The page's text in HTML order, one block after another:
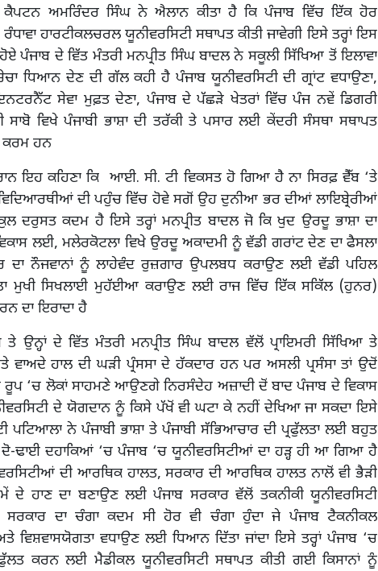
ਅਮਰਿੰਦਰ ਸਿੰਘ ਨੇ ਐਲਾਨ ਕੀਤਾ ਹੈ ਕਿ ਪੰਜਾਬ ਵਿੱਚ ਇੱਕ ਹੋਰ
ਹਾਰਟੀਕਲਚਰਲ ਯੂਨੀਵਰਸਿਟੀ ਸਥਾਪਤ ਕੀਤੀ ਜਾਵੇਗੀ ਇਸੇ ਤਰ੍ਹਾਂ ਇਸ
ਪੰਜਾਬ ਦੇ ਵਿੱਤ ਮੰਤਰੀ ਮਨਪ੍ਰੀਤ ਸਿੰਘ ਬਾਦਲ ਨੇ ਸਕੂਲੀ ਸਿੱਖਿਆ ਤੋਂ ਇਲਾਵਾ
ਧਿਆਨ ਦੇਣ ਦੀ ਗੱਲ ਕਹੀ ਹੈ ਪੰਜਾਬ ਯੂਨੀਵਰਸਿਟੀ ਦੀ ਗ੍ਰਾਂਟ ਵਧਾਉਣਾ,
ਸੇਵਾ ਮੁਫ਼ਤ ਦੇਣਾ, ਪੰਜਾਬ ਦੇ ਪੱਛੜੇ ਖੇਤਰਾਂ ਵਿੱਚ ਪੰਜ ਨਵੇਂ ਡਿਗਰੀ
ਸਾਬੋ ਵਿਖੇ ਪੰਜਾਬੀ ਭਾਸ਼ਾ ਦੀ ਤਰੱਕੀ ਤੇ ਪਸਾਰ ਲਈ ਕੇਂਦਰੀ ਸੰਸਥਾ ਸਥਾਪਤ
ਹਨ
ਇਹ ਕਹਿਣਾ ਕਿ ਆਈ. ਸੀ. ਟੀ ਵਿਕਸਤ ਹੋ ਗਿਆ ਹੈ ਨਾ ਸਿਰਫ਼ ਵੈੱਬ ‘ਤੇ
ਦੀ ਪਹੁੰਚ ਵਿੱਚ ਹੋਵੇ ਸਗੋਂ ਉਹ ਦੁਨੀਆ ਭਰ ਦੀਆਂ ਲਾਇਬ੍ਰੇਰੀਆਂ
ਦਰੁਸਤ ਕਦਮ ਹੈ ਇਸੇ ਤਰ੍ਹਾਂ ਮਨਪ੍ਰੀਤ ਬਾਦਲ ਜੋ ਕਿ ਖੁਦ ਉਰਦੂ ਭਾਸ਼ਾ ਦਾ
ਲਈ, ਮਲੇਰਕੋਟਲਾ ਵਿਖੇ ਉਰਦੂ ਅਕਾਦਮੀ ਨੂੰ ਵੱਡੀ ਗਰਾਂਟ ਦੇਣ ਦਾ ਫੈਸਲਾ
ਦਾ ਨੌਜਵਾਨਾਂ ਨੂੰ ਲਾਹੇਵੰਦ ਰੁਜ਼ਗਾਰ ਉਪਲਬਧ ਕਰਾਉਣ ਲਈ ਵੱਡੀ ਪਹਿਲ
ਮੁਖੀ ਸਿਖਲਾਈ ਮੁਹੱਈਆ ਕਰਾਉਣ ਲਈ ਰਾਜ ਵਿੱਚ ਇੱਕ ਸਕਿੱਲ (ਹੁਨਰ)
ਦਾ ਇਰਾਦਾ ਹੈ
ਉਨ੍ਹਾਂ ਦੇ ਵਿੱਤ ਮੰਤਰੀ ਮਨਪ੍ਰੀਤ ਸਿੰਘ ਬਾਦਲ ਵੱਲੋਂ ਪ੍ਰਾਇਮਰੀ ਸਿੱਖਿਆ ਤੇ
ਵਾਅਦੇ ਹਾਲ ਦੀ ਘੜੀ ਪ੍ਰੰਸਸਾ ਦੇ ਹੱਕਦਾਰ ਹਨ ਪਰ ਅਸਲੀ ਪ੍ਰਸੰਸਾ ਤਾਂ ਉਦੋਂ
‘ਚ ਲੋਕਾਂ ਸਾਹਮਣੇ ਆਉਣਗੇ ਨਿਰਸੰਦੇਹ ਅਜ਼ਾਦੀ ਦੋਂ ਬਾਦ ਪੰਜਾਬ ਦੇ ਵਿਕਾਸ
ਦੇ ਯੋਗਦਾਨ ਨੂੰ ਕਿਸੇ ਪੱਖੋਂ ਵੀ ਘਟਾ ਕੇ ਨਹੀਂ ਦੇਖਿਆ ਜਾ ਸਕਦਾ ਇਸੇ
ਪਟਿਆਲਾ ਨੇ ਪੰਜਾਬੀ ਭਾਸ਼ਾ ਤੇ ਪੰਜਾਬੀ ਸੱਭਿਆਚਾਰ ਦੀ ਪ੍ਰਫੁੱਲਤਾ ਲਈ ਬਹੁਤ
ਦੋ-ਢਾਈ ਦਹਾਕਿਆਂ ‘ਚ ਪੰਜਾਬ ‘ਚ ਯੂਨੀਵਰਸਿਟੀਆਂ ਦਾ ਹੜ੍ਹ ਹੀ ਆ ਗਿਆ ਹੈ
ਦੀ ਆਰਥਿਕ ਹਾਲਤ, ਸਰਕਾਰ ਦੀ ਆਰਥਿਕ ਹਾਲਤ ਨਾਲੋਂ ਵੀ ਭੈੜੀ
ਹਾਣ ਦਾ ਬਣਾਉਣ ਲਈ ਪੰਜਾਬ ਸਰਕਾਰ ਵੱਲੋਂ ਤਕਨੀਕੀ ਯੂਨੀਵਰਸਿਟੀ
ਸਰਕਾਰ ਦਾ ਚੰਗਾ ਕਦਮ ਸੀ ਹੋਰ ਵੀ ਚੰਗਾ ਹੁੰਦਾ ਜੇ ਪੰਜਾਬ ਟੈਕਨੀਕਲ
ਵਿਸ਼ਵਾਸਯੋਗਤਾ ਵਧਾਉਣ ਲਈ ਧਿਆਨ ਦਿੱਤਾ ਜਾਂਦਾ ਇਸੇ ਤਰ੍ਹਾਂ ਪੰਜਾਬ ‘ਚ
ਕਰਨ ਲਈ ਮੈਡੀਕਲ ਯੂਨੀਵਰਸਿਟੀ ਸਥਾਪਤ ਕੀਤੀ ਗਈ ਕਿਸਾਨਾਂ ਨੂੰ